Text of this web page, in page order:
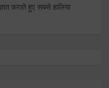
कराते हुए सबसे हालिया